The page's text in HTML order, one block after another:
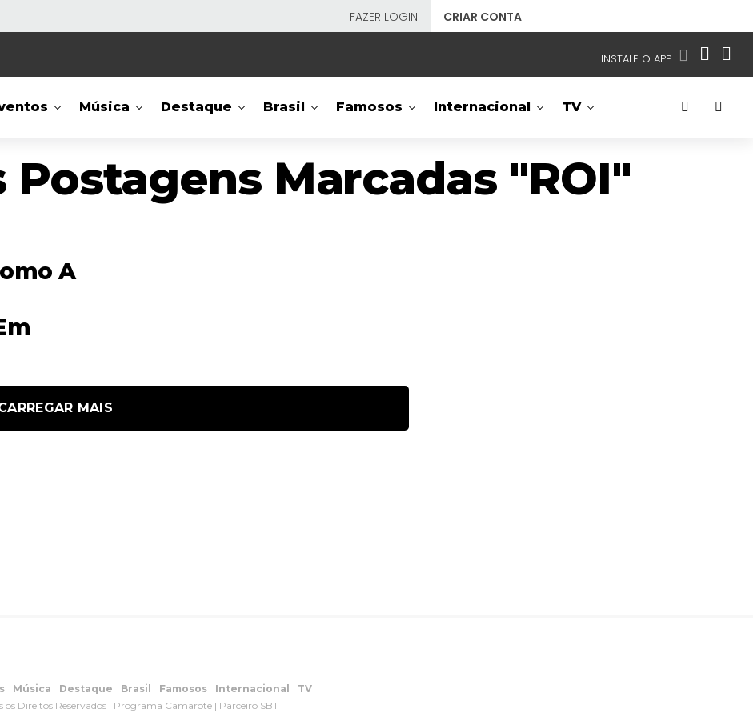
FAZER LOGIN CRIAR CONTA
INSTALE O APP
Música Destaque Brasil Famosos Internacional TV
Postagens Marcadas "ROI"
A
MAIS
Música Destaque Brasil Famosos Internacional
TV
Direitos Reservados | Programa Camarote | Parceiro SBT